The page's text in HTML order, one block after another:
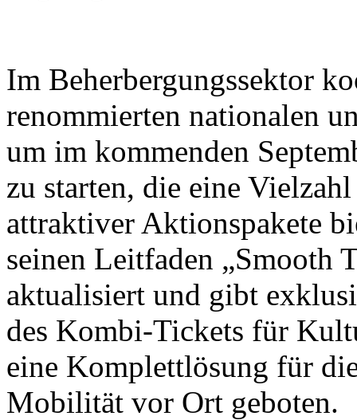
Im Beherbergungssektor
renommierten nationalen
um im kommenden
zu starten, die eine
attraktiver Aktionspakete
seinen Leitfaden „Smooth
aktualisiert und gibt
des Kombi-Tickets für
eine Komplettlösung für
Mobilität vor Ort geboten.